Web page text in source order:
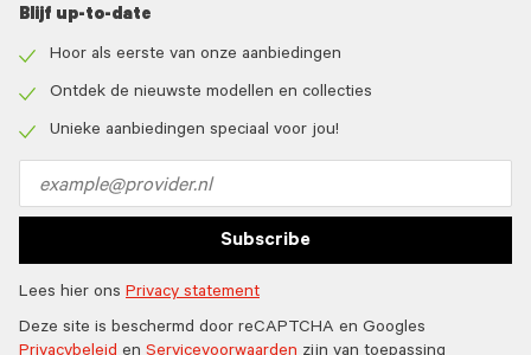
Blijf up-to-date
icon
Hoor als eerste van onze aanbiedingen
icon
Ontdek de nieuwste modellen en collecties
Unieke aanbiedingen speciaal voor jou!
address
Subscribe
Lees hier ons Privacy statement
Deze site is beschermd door reCAPTCHA en Googles